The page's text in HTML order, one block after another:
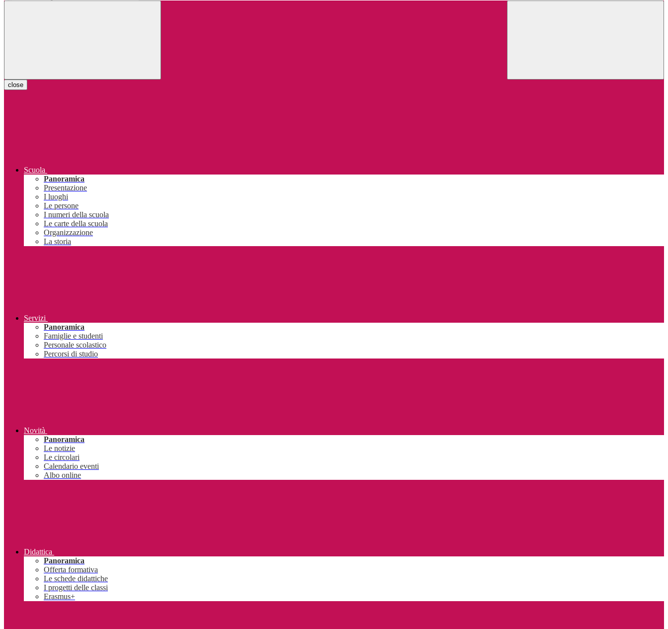
close
Scuola
Panoramica
Presentazione
I luoghi
Le persone
I numeri della scuola
Le carte della scuola
Organizzazione
La storia
Servizi
Panoramica
Famiglie e studenti
Personale scolastico
Percorsi di studio
Novità
Panoramica
Le notizie
Le circolari
Calendario eventi
Albo online
Didattica
Panoramica
Offerta formativa
Le schede didattiche
I progetti delle classi
Erasmus+